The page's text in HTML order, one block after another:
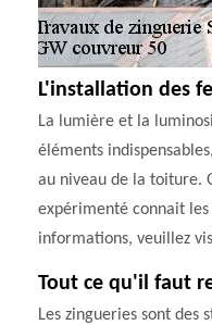
L'installation des
La lumière et la
éléments
au niveau de la toiture.
expérimenté connait
informations, veuillez
Tout ce qu'il faut
Les zingueries sont